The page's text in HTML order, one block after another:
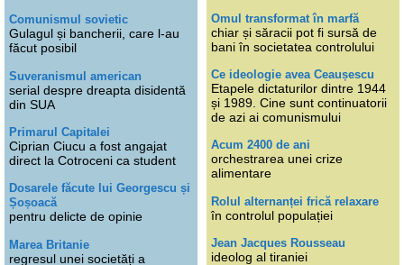
Comunismul sovietic
Gulagul și bancherii, care l-au
făcut posibil
Suveranismul american
serial despre dreapta disidentă
din SUA
Primarul Capitalei
Ciprian Ciucu a fost angajat
direct la Cotroceni ca student
Dosarele făcute lui Georgescu și
Șoșoacă
pentru delicte de opinie
Marea Britanie
regresul unei societăți a
Omul transformat în marfă
chiar și săracii pot fi sursă de
bani în societatea controlului
Ce ideologie avea Ceaușescu
Etapele dictaturilor dintre 1944
și 1989. Cine sunt continuatorii
de azi ai comunismului
Acum 2400 de ani
orchestrarea unei crize
alimentare
Rolul alternanței frică relaxare
în controlul populației
Jean Jacques Rousseau
ideolog al tiraniei